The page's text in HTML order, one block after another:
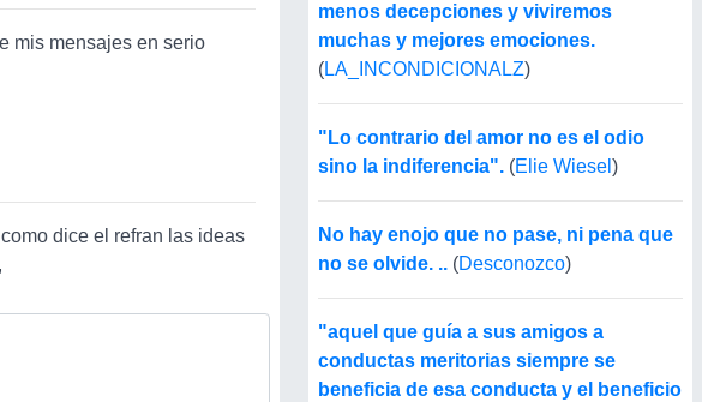
mis mensajes en serio
dice el refran las ideas
menos decepciones y viviremos
muchas y mejores emociones.
(LA_INCONDICIONALZ)
"Lo contrario del amor no es el odio
sino la indiferencia". (Elie Wiesel )
No hay enojo que no pase, ni pena que
no se olvide. .. (Desconozco)
"aquel que guía a sus amigos a
conductas meritorias siempre se
beneficia de esa conducta y el beneficio